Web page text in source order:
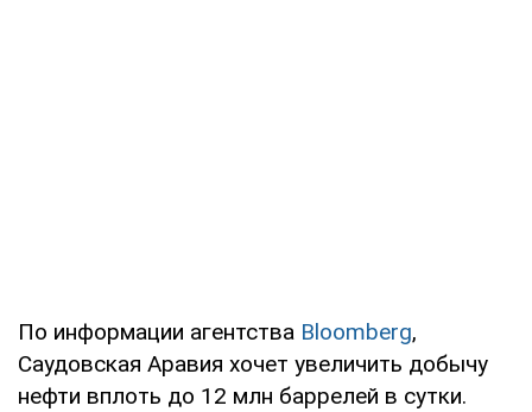
По информации агентства Bloomberg,
Саудовская Аравия хочет увеличить добычу
нефти вплоть до 12 млн баррелей в сутки.